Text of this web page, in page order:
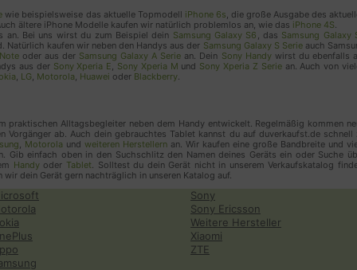
wie beispielsweise das aktuelle Topmodell iPhone 6s , die große Ausgabe des
ältere iPhone Modelle kaufen wir natürlich problemlos an, wie das iPhone 4S
an. Bei uns wirst du zum Beispiel dein Samsung Galaxy S6 , das Samsung Galaxy
kaufen wir neben den Handys aus der Samsung Galaxy S Serie auch
oder aus der Samsung Galaxy A Serie an. Dein Sony Handywirst du ebenfalls
aus der Sony Xperia E Sony Xperia M und Sony Xperia Z Seriean. Auch von
LG Motorola Huawei oder Blackberry
praktischen Alltagsbegleiter neben dem Handy entwickelt. Regelmäßig kommen
Vorgänger ab. Auch dein gebrauchtes Tablet kannst du auf duverkaufst.de schnell
Motorola und weiteren Herstellern an. Wir kaufen eine große Bandbreite und
Gib einfach oben in den Suchschlitz den Namen deines Geräts ein oder Suche
Handyoder Tablet . Solltest du dein Gerät nicht in unserem Verkaufskatalog
dein Gerät gern nachträglich in unseren Katalog auf.
Sony
Sony Ericsson
Weitere Hersteller
Xiaomi
ZTE
Datenverarbeitungszwecke
Analyse
Ereignisverfolgung
Cookies
Erhobene Daten
Diese Liste enthält alle (persönlichen) Daten, die
Nutzung dieses Dienstes gesammelt werden.
Zeitpunkt des vorherigen Besuchs des Benutzers